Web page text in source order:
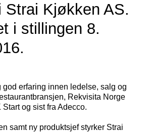
Strai Kjøkken AS.
i stillingen 8.
god erfaring innen ledelse, salg og
Rekvisita Norge
og sist fra Adecco.
samt ny produktsjef styrker Strai